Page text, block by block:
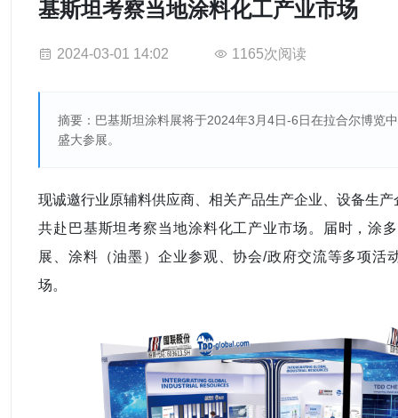
基斯坦考察当地涂料化工产业市场
2024-03-01 14:02 1165次阅读
摘要：巴基斯坦涂料展将于2024年3月4日-6日在拉合尔博览
盛大参展。
现诚邀行业原辅料供应商、相关产品生产企业、设备生
共赴巴基斯坦考察当地涂料化工产业市场。届时，涂
展、涂料（油墨）企业参观、协会/政府交流等多项活
场。